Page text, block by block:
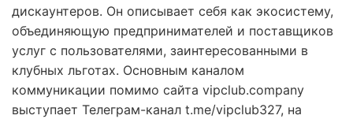
дискаунтеров. Он описывает себя как экосистему,
объединяющую предпринимателей и поставщиков
услуг с пользователями, заинтересованными в
клубных льготах. Основным каналом
коммуникации помимо сайта vipclub.company
выступает Телеграм-канал t.me/vipclub327, на